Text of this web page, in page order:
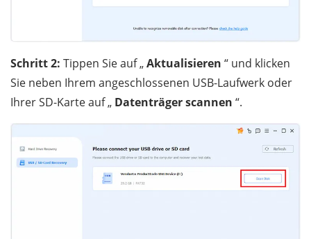
Schritt 2: Tippen Sie auf „Aktualisieren “ und klicken
Sie neben Ihrem angeschlossenen USB-Laufwerk oder
Ihrer SD-Karte auf „ Datenträger scannen “.